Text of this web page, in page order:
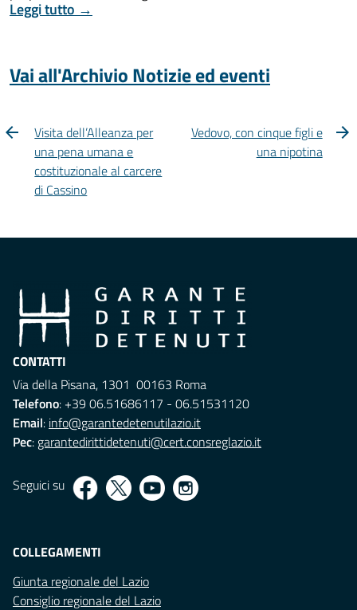
Leggi tutto →
Vai all'Archivio Notizie ed eventi
Visita dell’Alleanza per
una pena umana e
costituzionale al carcere
di Cassino
Vedovo, con cinque figli e
una nipotina
CONTATTI
Via della Pisana, 1301 00163 Roma
Telefono: +39 06.51686117 - 06.51531120
Email: info@garantedetenutilazio.it
Pec: garantedirittidetenuti@cert.consreglazio.it
Seguici su
COLLEGAMENTI
Giunta regionale del Lazio
Consiglio regionale del Lazio